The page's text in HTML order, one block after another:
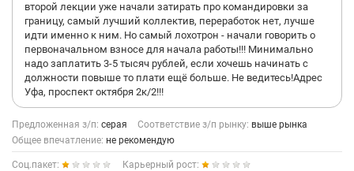
второй лекции уже начали затирать про командировки за
границу, самый лучший коллектив, переработок нет, лучше
идти именно к ним. Но самый лохотрон - начали говорить о
первоначальном взносе для начала работы!!! Минимально
надо заплатить 3-5 тысяч рублей, если хочешь начинать с
должности повыше то плати ещё больше. Не ведитесь!Адрес
Уфа, проспект октября 2к/2!!!
Предложенная з/п: серая Соответствие з/п рынку: выше рынка
Общее впечатление: не рекомендую
Соц.пакет:
Карьерный рост: